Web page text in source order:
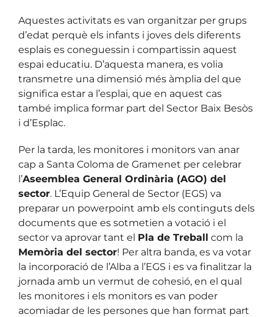
Aquestes activitats es van organitzar per grups
d’edat perquè els infants i joves dels diferents
esplais es coneguessin i compartissin aquest
espai educatiu. D’aquesta manera, es volia
transmetre una dimensió més àmplia del que
significa estar a l’esplai, que en aquest cas
també implica formar part del Sector Baix Besòs
i d’Esplac.
Per la tarda, les monitores i monitors van anar
cap a Santa Coloma de Gramenet per celebrar
l’Aseemblea General Ordinària (AGO) del
sector. L’Equip General de Sector (EGS) va
preparar un powerpoint amb els continguts dels
documents que es sotmetien a votació i el
sector va aprovar tant el Pla de Treball com la
Memòria del sector! Per altra banda, es va votar
la incorporació de l’Alba a l’EGS i es va finalitzar la
jornada amb un vermut de cohesió, en el qual
les monitores i els monitors es van poder
acomiadar de les persones que han format part